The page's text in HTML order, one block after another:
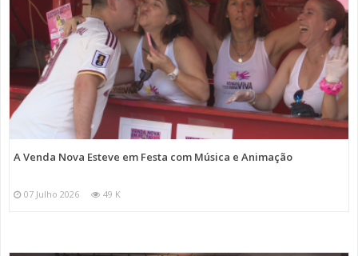
A Venda Nova Esteve em Festa com Música e Animação
07 Julho 2026 49 K